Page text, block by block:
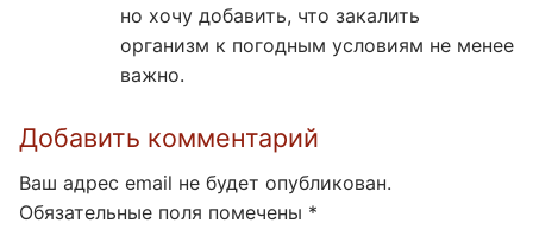
но хочу добавить, что закалить
организм к погодным условиям не менее
важно.
Добавить комментарий
Ваш адрес email не будет опубликован.
Обязательные поля помечены *